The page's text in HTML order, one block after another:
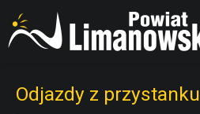
Odjazdy z przystanku